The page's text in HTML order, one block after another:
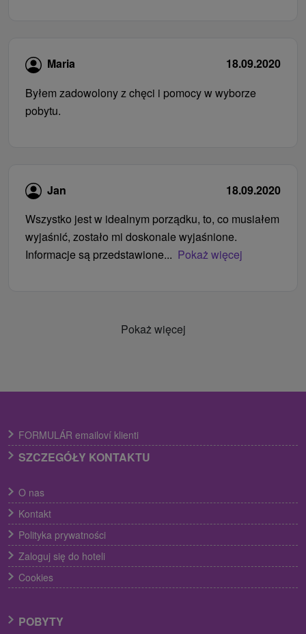
Maria
18.09.2020
Byłem zadowolony z chęci i pomocy w wyborze
pobytu.
Jan
18.09.2020
Wszystko jest w idealnym porządku, to, co musiałem
wyjaśnić, zostało mi doskonale wyjaśnione.
Informacje są przedstawione... Pokaż więcej
Pokaż więcej
FORMULÁR emailoví klienti
SZCZEGÓŁY KONTAKTU
O nas
Kontakt
Polityka prywatności
Zaloguj się do hoteli
Cookies
POBYTY